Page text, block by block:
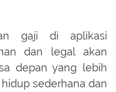
gaji di aplikasi
dan legal akan
depan yang lebih
sederhana dan